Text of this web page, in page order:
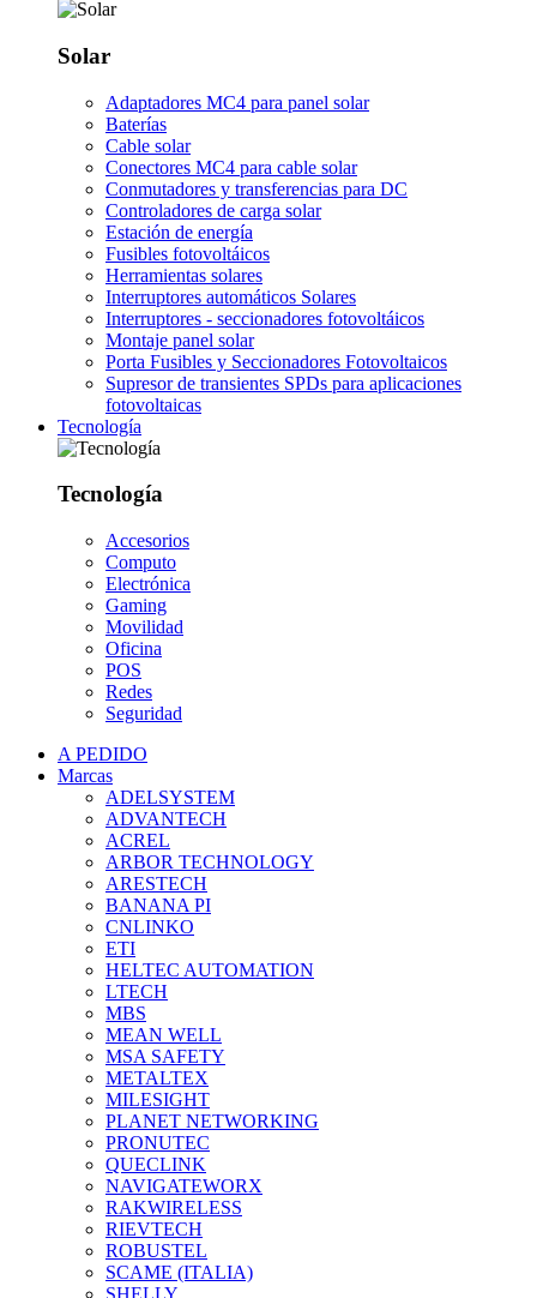
Solar
Adaptadores MC4 para panel solar
Baterías
Cable solar
Conectores MC4 para cable solar
Conmutadores y transferencias para DC
Controladores de carga solar
Estación de energía
Fusibles fotovoltáicos
Herramientas solares
Interruptores automáticos Solares
Interruptores - seccionadores fotovoltáicos
Montaje panel solar
Porta Fusibles y Seccionadores Fotovoltaicos
Supresor de transientes SPDs para aplicaciones
fotovoltaicas
Tecnología
Tecnología
Accesorios
Computo
Electrónica
Gaming
Movilidad
Oficina
POS
Redes
Seguridad
A PEDIDO
Marcas
ADELSYSTEM
ADVANTECH
ACREL
ARBOR TECHNOLOGY
ARESTECH
BANANA PI
CNLINKO
ETI
HELTEC AUTOMATION
LTECH
MBS
MEAN WELL
MSA SAFETY
METALTEX
MILESIGHT
PLANET NETWORKING
PRONUTEC
QUECLINK
NAVIGATEWORX
RAKWIRELESS
RIEVTECH
ROBUSTEL
SCAME (ITALIA)
SHELLY